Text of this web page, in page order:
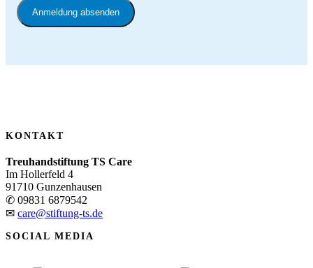
Anmeldung absenden
KONTAKT
Treuhandstiftung TS Care
Im Hollerfeld 4
91710 Gunzenhausen
✆ 09831 6879542
✉ care@stiftung-ts.de
SOCIAL MEDIA